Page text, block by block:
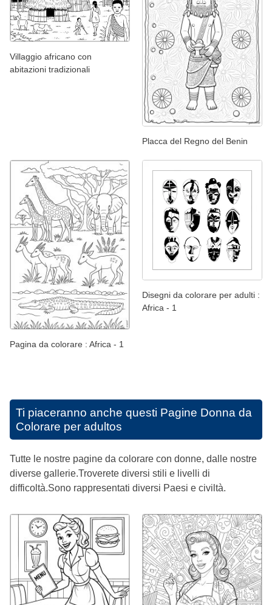
Villaggio africano con
abitazioni tradizionali
Placca del Regno del Benin
Pagina da colorare : Africa - 1
Disegni da colorare per adulti :
Africa - 1
Ti piaceranno anche questi Pagine Donna da
Colorare per adultos
Tutte le nostre pagine da colorare con donne, dalle nostre
diverse gallerie.Troverete diversi stili e livelli di
difficoltà.Sono rappresentati diversi Paesi e civiltà.